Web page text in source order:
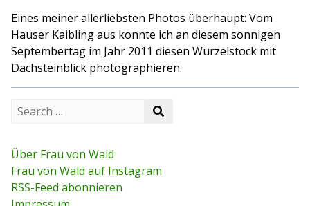
Eines meiner allerliebsten Photos überhaupt: Vom
Hauser Kaibling aus konnte ich an diesem sonnigen
Septembertag im Jahr 2011 diesen Wurzelstock mit
Dachsteinblick photographieren.
c
h
f
o
Über Frau von Wald
Frau von Wald auf Instagram
RSS-Feed abonnieren